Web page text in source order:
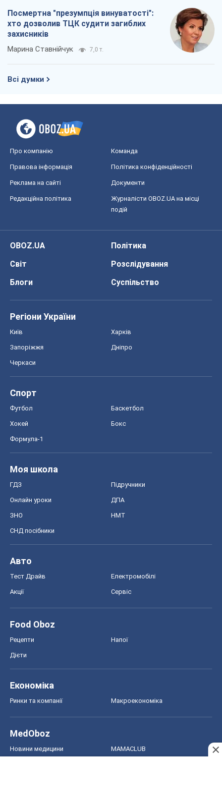
Посмертна "презумпція винуватості":
хто дозволив ТЦК судити загиблих
захисників
Марина Ставнійчук 7,0 т.
Всі думки
Про компанію Команда
Правова інформація Політика конфіденційності
Реклама на сайті Документи
Редакційна політика
Журналісти OBOZ.UA на місці
подій
OBOZ.UA
Політика
Світ
Розслідування
Блоги
Суспільство
Регіони України
Київ Харків
Запоріжжя Дніпро
Черкаси
Спорт
Футбол Баскетбол
Хокей Бокс
Формула-1
Моя школа
ГДЗ Підручники
Онлайн уроки ДПА
ЗНО НМТ
СНД посібники
Авто
Тест Драйв Електромобілі
Акції Сервіс
Food Oboz
Рецепти Напої
Дієти
Економіка
Ринки та компанії Макроекономіка
MedOboz
Новини медицини MAMACLUB